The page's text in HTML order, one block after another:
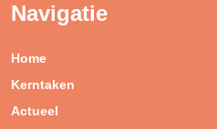
Navigatie
Home
Kerntaken
Actueel